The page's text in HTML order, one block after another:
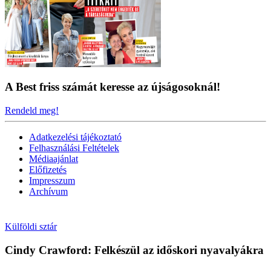
A Best friss számát keresse az újságosoknál!
Rendeld meg!
Adatkezelési tájékoztató
Felhasználási Feltételek
Médiaajánlat
Előfizetés
Impresszum
Archívum
Külföldi sztár
Cindy Crawford: Felkészül az időskori nyavalyákra